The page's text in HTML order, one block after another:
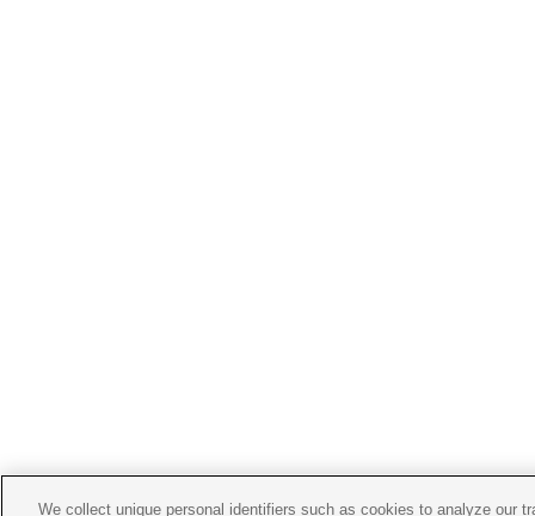
We collect unique personal identifiers such as cookies to analyze our